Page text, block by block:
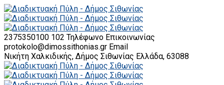
2375350100 102 Τηλέφωνο Επικοινωνίας
protokolo@dimossithonias.gr Email
Νικήτη Χαλκιδικής, Δήμος Σιθωνίας Ελλάδα, 63088